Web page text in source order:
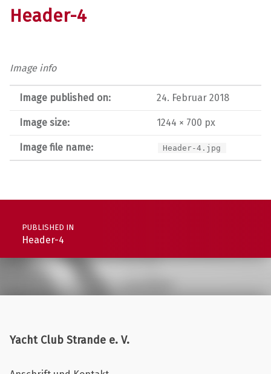
Header-4
Image info
Image published on: 24. Februar 2018
Image size: 1244 × 700 px
Image file name: Header-4.jpg
Post navigation
PUBLISHED IN
Header-4
Yacht Club Strande e. V.